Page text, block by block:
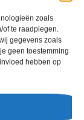
zoals
of te raadplegen.
gegevens zoals
geen toestemming
hebben op
5
Suite Hotel is een 4
in Puerto del
per persoon.